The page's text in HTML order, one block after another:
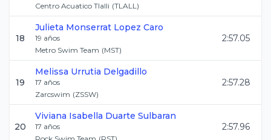
Centro Acuatico Tlalli (TLALL)
18
Julieta Monserrat Lopez Caro
19 años
Metro Swim Team (MST)
2:57.05
19
Melissa Urrutia Delgadillo
17 años
Zarcswim (ZSSW)
2:57.28
20
Viviana Isabella Duarte Sulbaran
17 años
2:57.96